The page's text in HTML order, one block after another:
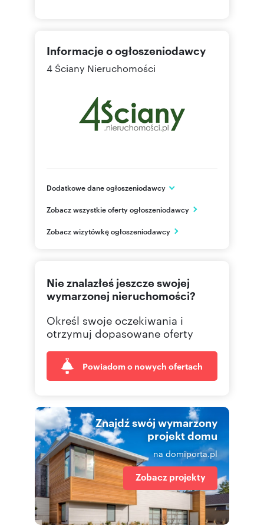
Informacje o ogłoszeniodawcy
4 Ściany Nieruchomości
Dodatkowe dane ogłoszeniodawcy
Warszawa
PL
Zobacz wszystkie oferty ogłoszeniodawcy
Zobacz wizytówkę ogłoszeniodawcy
Nie znalazłeś jeszcze swojej
wymarzonej nieruchomości?
Określ swoje oczekiwania i
otrzymuj dopasowane oferty
Powiadom o nowych ofertach
Znajdź swój wymarzony
projekt domu
na domiporta.pl
Zobacz projekty